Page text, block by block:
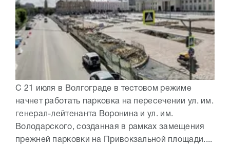
С 21 июля в Волгограде в тестовом режиме
начнет работать парковка на пересечении ул. им.
генерал-лейтенанта Воронина и ул. им.
Володарского, созданная в рамках замещения
прежней парковки на Привокзальной площади....